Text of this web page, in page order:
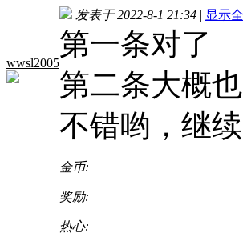
wwsl2005
发表于 2022-8-1 21:34 | 显示
第一条对了
第二条大概
不错哟，继
金币:
奖励:
热心: